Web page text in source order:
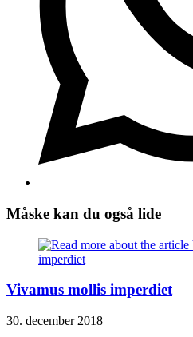
Måske kan du også lide
Vivamus mollis imperdiet
30. december 2018